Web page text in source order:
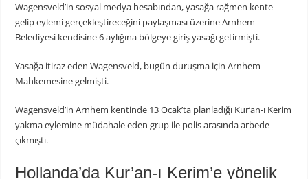
Wagensveld’in sosyal medya hesabından, yasağa rağmen kente
gelip eylemi gerçekleştireceğini paylaşması üzerine Arnhem
Belediyesi kendisine 6 aylığına bölgeye giriş yasağı getirmişti.
Yasağa itiraz eden Wagensveld, bugün duruşma için Arnhem
Mahkemesine gelmişti.
Wagensveld’in Arnhem kentinde 13 Ocak’ta planladığı Kur’an-ı Kerim
yakma eylemine müdahale eden grup ile polis arasında arbede
çıkmıştı.
Hollanda’da Kur’an-ı Kerim’e yönelik